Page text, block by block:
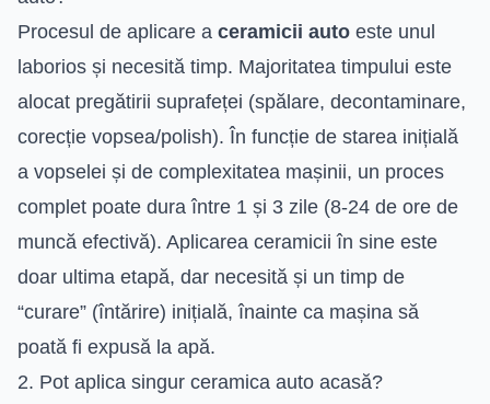
Procesul de aplicare a ceramicii auto este unul
laborios și necesită timp. Majoritatea timpului este
alocat pregătirii suprafeței (spălare, decontaminare,
corecție vopsea/polish). În funcție de starea inițială
a vopselei și de complexitatea mașinii, un proces
complet poate dura între 1 și 3 zile (8-24 de ore de
muncă efectivă). Aplicarea ceramicii în sine este
doar ultima etapă, dar necesită și un timp de
“curare” (întărire) inițială, înainte ca mașina să
poată fi expusă la apă.
2. Pot aplica singur ceramica auto acasă?